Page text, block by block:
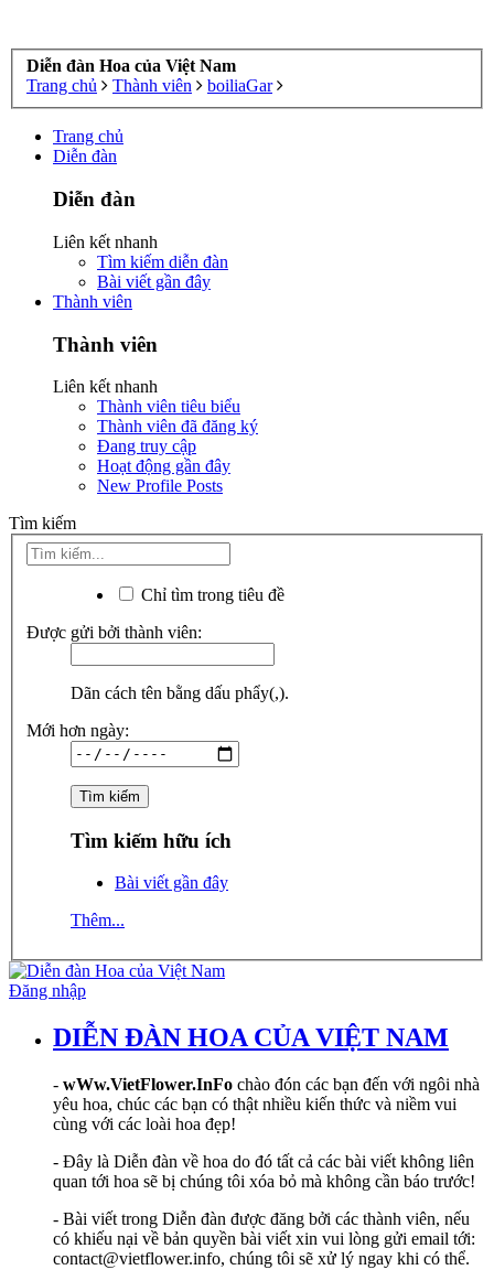
Diễn đàn Hoa của Việt Nam
Trang chủ
Thành viên boiliaGar
Trang chủ
Diễn đàn
Diễn đàn
Liên kết nhanh
Tìm kiếm diễn đàn
Bài viết gần đây
Thành viên
Thành viên
Liên kết nhanh
Thành viên tiêu biểu
Thành viên đã đăng ký
Đang truy cập
Hoạt động gần đây
New Profile Posts
Tìm kiếm
Chỉ tìm trong tiêu đề
Được gửi bởi thành viên:
Dãn cách tên bằng dấu phẩy(,).
Mới hơn ngày:
Tìm kiếm hữu ích
Bài viết gần đây
Thêm...
Đăng nhập
DIỄN ĐÀN HOA CỦA VIỆT NAM
- wWw.VietFlower.InFo chào đón các bạn đến với ngôi nhà
yêu hoa, chúc các bạn có thật nhiều kiến thức và niềm vui
cùng với các loài hoa đẹp!
- Đây là Diễn đàn về hoa do đó tất cả các bài viết không liên
quan tới hoa sẽ bị chúng tôi xóa bỏ mà không cần báo trước!
- Bài viết trong Diễn đàn được đăng bởi các thành viên, nếu
có khiếu nại về bản quyền bài viết xin vui lòng gửi email tới:
contact@vietflower.info, chúng tôi sẽ xử lý ngay khi có thể.